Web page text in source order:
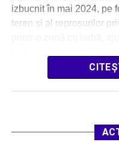
izbucnit în mai 2024, pe
teren și al reproșurilor